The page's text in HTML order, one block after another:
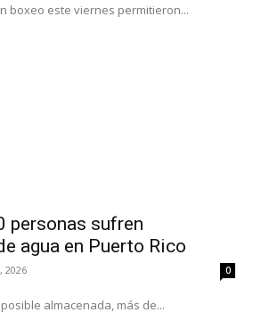
boxeo este viernes permitieron...
personas sufren
agua en Puerto Rico
2026 0
almacenada, más de...